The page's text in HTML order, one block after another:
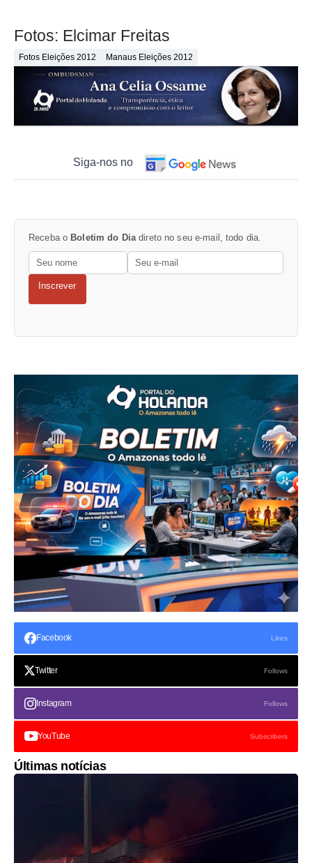
Fotos: Elcimar Freitas
Fotos Eleições 2012 Manaus Eleições 2012
Siga-nos no
Receba o Boletim do Diadireto no seu e-mail, todo dia.
Inscrever
Facebook Likes
Twitter Follows
Instagram Follows
YouTube Subscribers
Últimas notícias